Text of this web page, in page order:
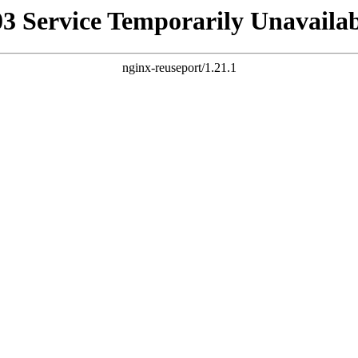
Service Temporarily
nginx-reuseport/1.21.1